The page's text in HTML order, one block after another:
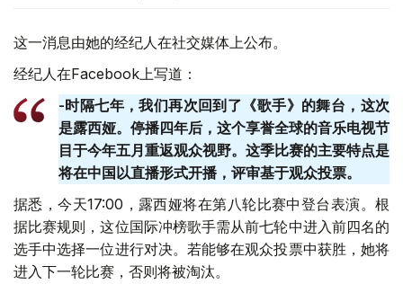
这一消息由她的经纪人在社交媒体上公布。
经纪人在Facebook上写道：
-时隔七年，我们再次回到了《歌手》的舞台，这次
是露西娅。停播四年后，这个享誉全球的音乐电视节
目于今年五月重返观众视野。这季比赛的主要特点是
将在中国以直播形式开播，评审基于观众投票。
据悉，今天17:00，露西娅将在第八轮比赛中登台表演。根
据比赛规则，这位国际冲榜歌手需从前七轮中进入前四名的
选手中选择一位进行对决。若能够在观众投票中获胜，她将
进入下一轮比赛，否则将被淘汰。